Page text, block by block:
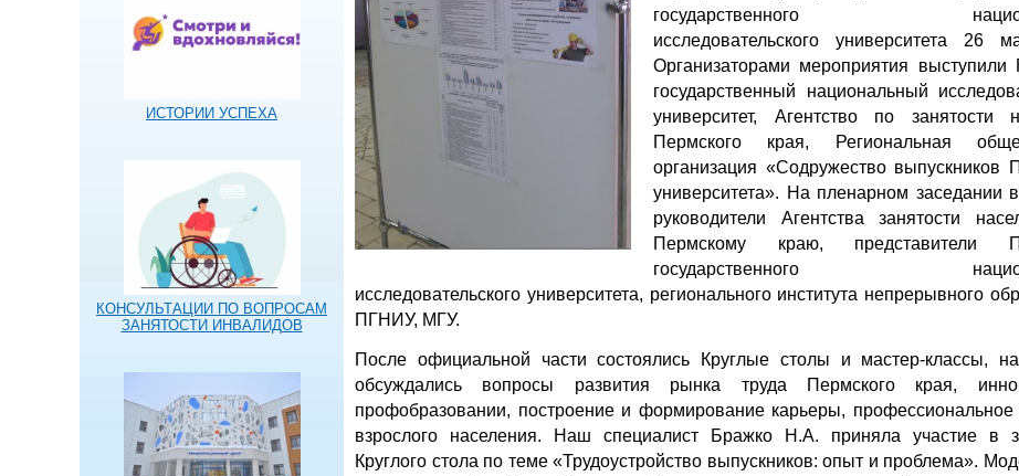
ИСТОРИИ УСПЕХА
КОНСУЛЬТАЦИИ ПО ВОПРОСАМ
ЗАНЯТОСТИ ИНВАЛИДОВ
государственного
исследовательского университета 26
Организаторами мероприятия выступили
государственный национальный
университет, Агентство по занятости
Пермского края, Региональная
организация «Содружество выпускников
университета». На пленарном заседании
руководители Агентства занятости
Пермскому краю, представители
государственного
исследовательского университета, регионального института непрерывного
ПГНИУ, МГУ.
После официальной части состоялись Круглые столы и мастер-классы,
обсуждались вопросы развития рынка труда Пермского края,
профобразовании, построение и формирование карьеры, профессиональное
взрослого населения. Наш специалист Бражко Н.А. приняла участие в
Круглого стола по теме «Трудоустройство выпускников: опыт и проблема».